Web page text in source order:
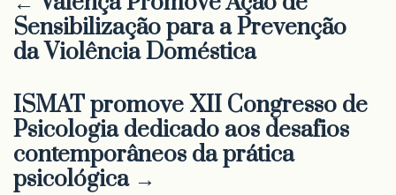
Sensibilização para a Prevenção
da Violência Doméstica
ISMAT promove XII Congresso de
Psicologia dedicado aos desafios
contemporâneos da prática
psicológica →